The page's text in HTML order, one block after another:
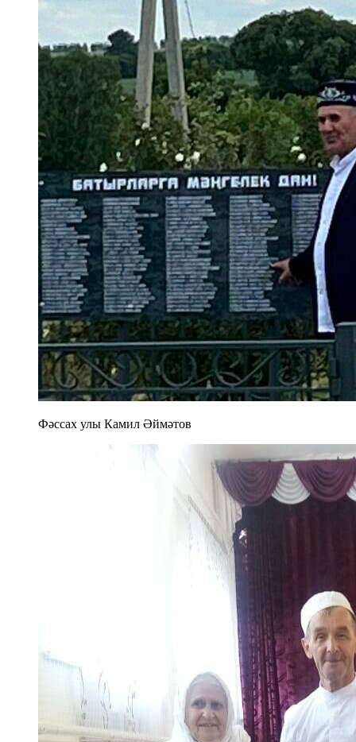
Фәссах улы Камил Әймәтов